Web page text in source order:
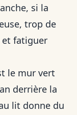
si la
trop de
et fatiguer
le mur vert
derrière la
lit donne du